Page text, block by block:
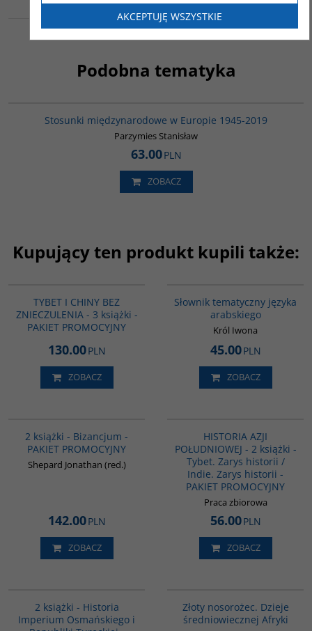
Podobna tematyka
Stosunki międzynarodowe w Europie 1945-2019
Parzymies Stanisław
63.00PLN
ZOBACZ
Kupujący ten produkt kupili także:
TYBET I CHINY BEZ
ZNIECZULENIA - 3 książki -
PAKIET PROMOCYJNY
130.00PLN
ZOBACZ
Słownik tematyczny języka
arabskiego
Król Iwona
45.00PLN
ZOBACZ
2 książki - Bizancjum -
PAKIET PROMOCYJNY
Shepard Jonathan (red.)
142.00PLN
ZOBACZ
HISTORIA AZJI
POŁUDNIOWEJ - 2 książki -
Tybet. Zarys historii /
Indie. Zarys historii -
PAKIET PROMOCYJNY
Praca zbiorowa
56.00PLN
ZOBACZ
2 książki - Historia
Imperium Osmańskiego i
Złoty nosorożec. Dzieje
średniowiecznej Afryki
AKCEPTUJĘ WSZYSTKIE